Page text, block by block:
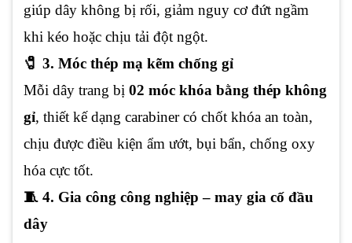
giúp dây không bị rối, giảm nguy cơ đứt ngầm
khi kéo hoặc chịu tải đột ngột.
🧷 3. Móc thép mạ kẽm chống gỉ
Mỗi dây trang bị 02 móc khóa bằng thép không
gỉ, thiết kế dạng carabiner có chốt khóa an toàn,
chịu được điều kiện ẩm ướt, bụi bẩn, chống oxy
hóa cực tốt.
🧵 4. Gia công công nghiệp – may gia cố đầu
dây